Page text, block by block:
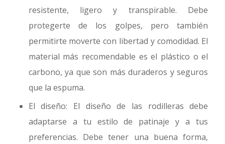
resistente, ligero y transpirable. Debe
protegerte de los golpes, pero también
permitirte moverte con libertad y comodidad. El
material más recomendable es el plástico o el
carbono, ya que son más duraderos y seguros
que la espuma.
El diseño: El diseño de las rodilleras debe
adaptarse a tu estilo de patinaje y a tus
preferencias. Debe tener una buena forma,